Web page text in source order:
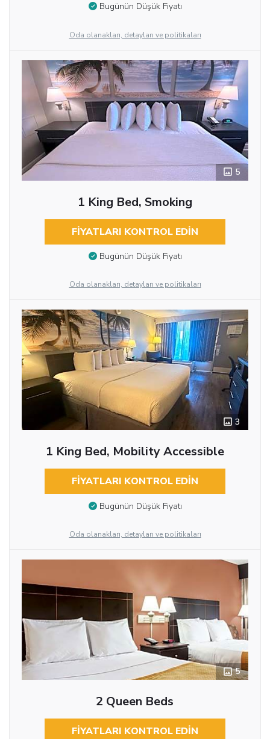
Bugünün Düşük Fiyatı
Oda olanakları, detayları ve politikaları
5
1 King Bed, Smoking
FIYATLARI KONTROL EDIN
Bugünün Düşük Fiyatı
Oda olanakları, detayları ve politikaları
3
1 King Bed, Mobility Accessible
FIYATLARI KONTROL EDIN
Bugünün Düşük Fiyatı
Oda olanakları, detayları ve politikaları
5
2 Queen Beds
FIYATLARI KONTROL EDIN